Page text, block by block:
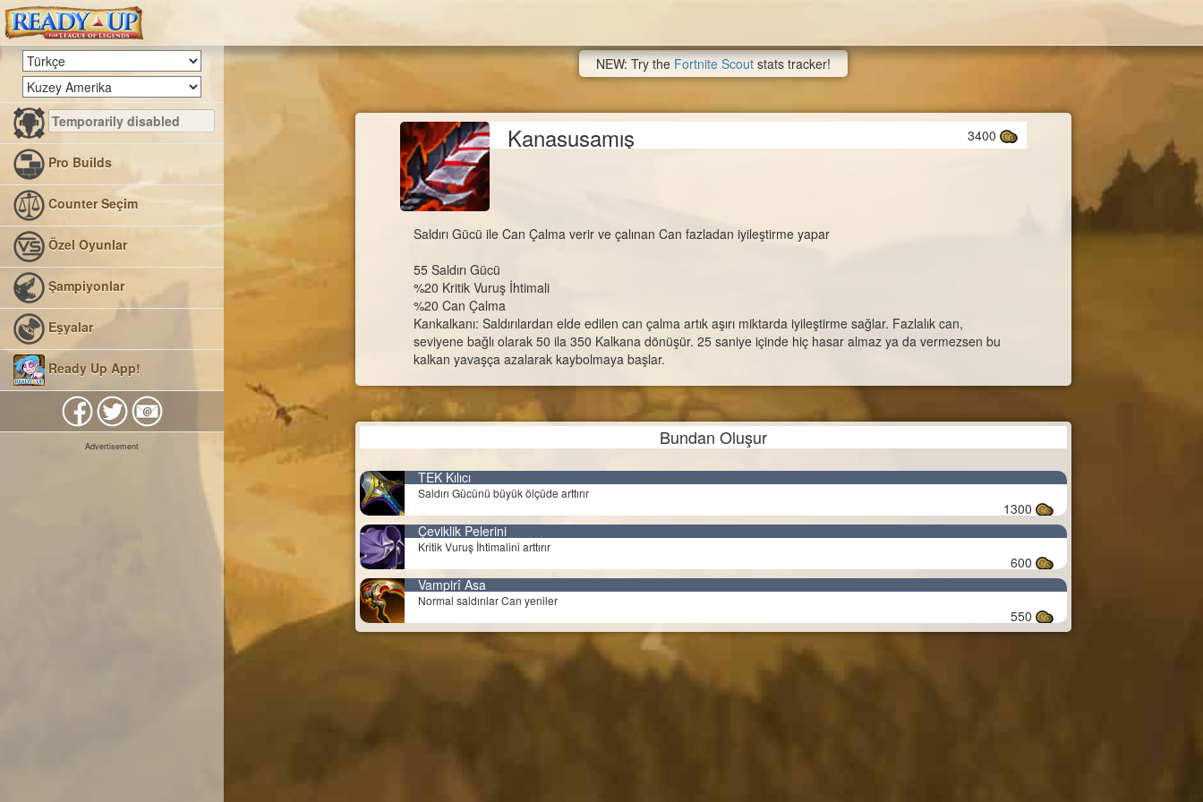
Pro Builds
Counter Seçim
Özel Oyunlar
Şampiyonlar
Eşyalar
Ready Up App!
Advertisement
NEW: Try the Fortnite Scout stats tracker!
Kanasusamış 3400
Saldırı Gücü ile Can Çalma verir ve çalınan Can fazladan iyileştirme yapar
55 Saldırı Gücü
%20 Kritik Vuruş İhtimali
%20 Can Çalma
Kankalkanı: Saldırılardan elde edilen can çalma artık aşırı miktarda iyileştirme sağlar. Fazlalık can,
seviyene bağlı olarak 50 ila 350 Kalkana dönüşür. 25 saniye içinde hiç hasar almaz ya da vermezsen bu
kalkan yavaşça azalarak kaybolmaya başlar.
Bundan Oluşur
TEK Kılıcı
Saldırı Gücünü büyük ölçüde arttırır
1300
Çeviklik Pelerini
Kritik Vuruş İhtimalini arttırır
600
Vampirî Asa
Normal saldırılar Can yeniler
550